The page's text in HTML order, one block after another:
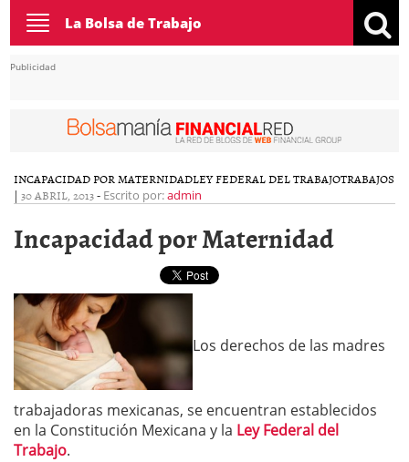
Toggle
navigation
La Bolsa de Trabajo
Publicidad
INCAPACIDAD POR MATERNIDADLEY FEDERAL DEL TRABAJOTRABAJOS
| 30 ABRIL, 2013- Escrito por:admin
Incapacidad por Maternidad
Los derechos de las madres
trabajadoras mexicanas, se encuentran establecidos
en la Constitución Mexicana y la Ley Federal del
Trabajo.